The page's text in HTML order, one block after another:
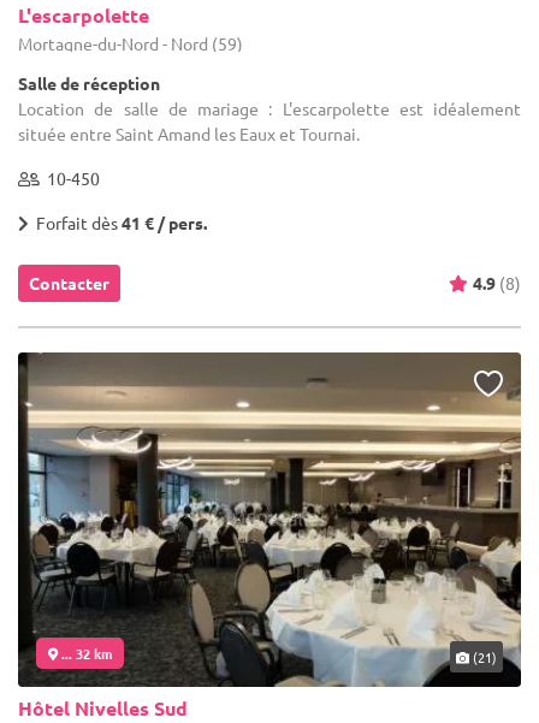
L'escarpolette
Mortagne-du-Nord - Nord (59)
Salle de réception
Location de salle de mariage : L'escarpolette est idéalement
située entre Saint Amand les Eaux et Tournai.
10-450
Forfait dès41 € / pers.
Contacter 4.9 (8)
... 32 km (21)
Hôtel Nivelles Sud